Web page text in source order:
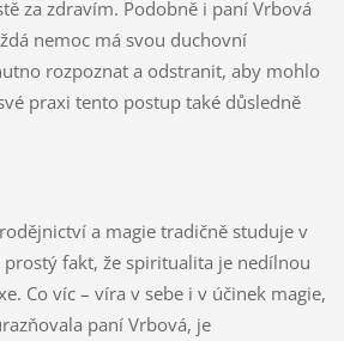
za zdravím. Podobně i paní Vrbová
nemoc má svou duchovní
rozpoznat a odstranit, aby mohlo
praxi tento postup také důsledně
a magie tradičně studuje v
fakt, že spiritualita je nedílnou
Co víc – víra v sebe i v účinek magie,
paní Vrbová, je